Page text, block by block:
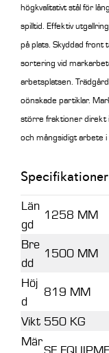
högkvalitativt stål för
spilltid. Effektiv
på plats. Skyddad front
sortering vid
arbetsplatsen.
oönskade partiklar.
större fraktioner direkt
och mångsidigt arbete i
Specifikationer
Län
gd
1258 MM
Bre
dd
1500 MM
Höj
d
819 MM
Vikt 550 KG
Mär
SE